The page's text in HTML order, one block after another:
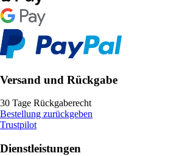
Versand und Rückgabe
30 Tage Rückgaberecht
Bestellung zurückgeben
Trustpilot
Dienstleistungen